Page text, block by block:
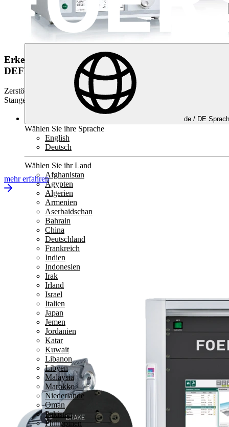
de / DE
Wählen Sie ihre Sprache
English
Deutsch
Wählen Sie ihr Land
Afghanistan
Ägypten
Algerien
Armenien
Aserbaidschan
Bahrain
China
Deutschland
Frankreich
Indien
Indonesien
Irak
Irland
Israel
Italien
Japan
Jemen
Jordanien
Katar
Kuwait
Libanon
Libyen
Malaysia
Marokko
Niederlande
Oman
Pakistan
Philippinen
Erkennung von Ober­flächenfehlern
DEFECTOMAT Produktfamilie
Zerstörungsfreie Wirbelstromprüfung von Langprodukten wie Rohr,
Stange, Draht und Profil
mehr erfahren